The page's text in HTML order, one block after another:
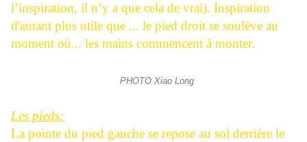
l’inspiration, il n’y a que cela de vrai). Inspiration
d'autant plus utile que ... le pied droit se soulève au
moment où... les mains commencent à monter.
PHOTO Xiao Long
Les pieds:
La pointe du pied gauche se repose au sol derrière le